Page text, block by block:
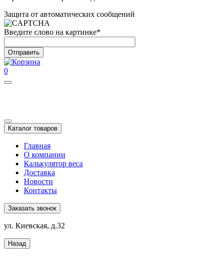
Защита от автоматических сообщений
Введите слово на картинке*
0
Каталог товаров
Главная
О компании
Калькулятор веса
Доставка
Новости
Контакты
Заказать звонок
ул. Киевская, д.32
Назад